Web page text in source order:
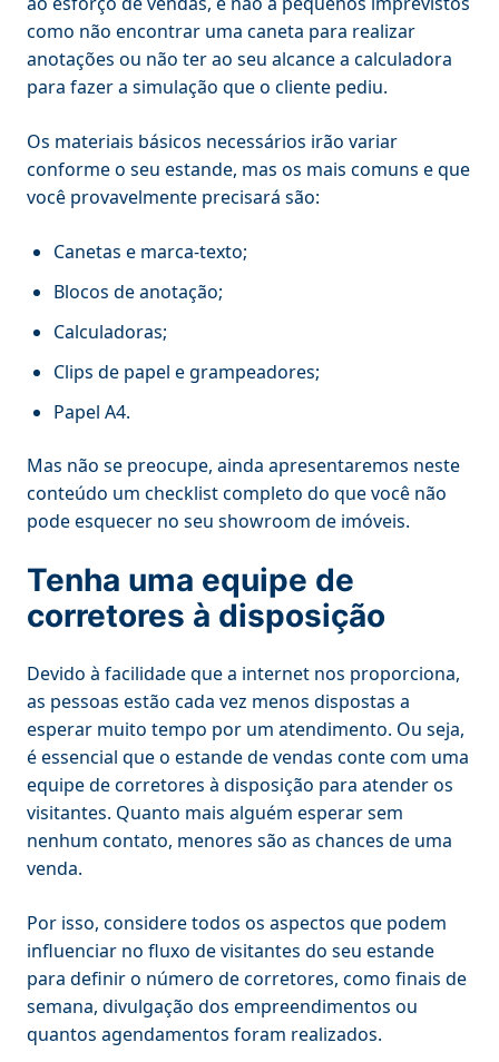
como não encontrar uma caneta para realizar
anotações ou não ter ao seu alcance a calculadora
para fazer a simulação que o cliente pediu.
Os materiais básicos necessários irão variar
conforme o seu estande, mas os mais comuns e que
você provavelmente precisará são:
Canetas e marca-texto;
Blocos de anotação;
Calculadoras;
Clips de papel e grampeadores;
Papel A4.
Mas não se preocupe, ainda apresentaremos neste
conteúdo um checklist completo do que você não
pode esquecer no seu showroom de imóveis.
Tenha uma equipe de
corretores à disposição
Devido à facilidade que a internet nos proporciona,
as pessoas estão cada vez menos dispostas a
esperar muito tempo por um atendimento. Ou seja,
é essencial que o estande de vendas conte com uma
equipe de corretores à disposição para atender os
visitantes. Quanto mais alguém esperar sem
nenhum contato, menores são as chances de uma
venda.
Por isso, considere todos os aspectos que podem
influenciar no fluxo de visitantes do seu estande
para definir o número de corretores, como finais de
semana, divulgação dos empreendimentos ou
quantos agendamentos foram realizados.